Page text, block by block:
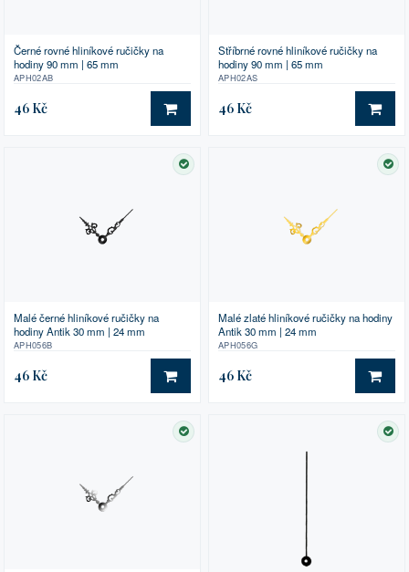
Černé rovné hliníkové ručičky na
hodiny 90 mm | 65 mm
APH02AB
46 Kč DO KOŠÍKU
Stříbrné rovné hliníkové ručičky na
hodiny 90 mm | 65 mm
APH02AS
46 Kč DO
SKLADEM
Malé černé hliníkové ručičky na
hodiny Antik 30 mm | 24 mm
APH056B
46 Kč DO KOŠÍKU
Malé zlaté hliníkové ručičky na hodiny
Antik 30 mm | 24 mm
APH056G
46 Kč DO
SKLADEM